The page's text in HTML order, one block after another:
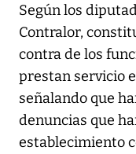
Según los
Contralor,
contra de los
prestan servicio
señalando que
denuncias que
establecimiento